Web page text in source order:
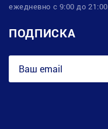
ежедневно с 9:00 до 21:00
ПОДПИСКА